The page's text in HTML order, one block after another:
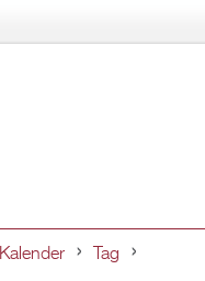
Kalender Tag